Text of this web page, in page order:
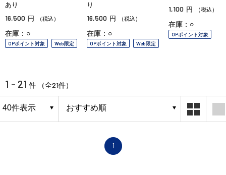
あり
16,500 円 （税込）
在庫：○
OPポイント対象 Web限定
り
16,500 円 （税込）
在庫：○
OPポイント対象 Web限定
1,100 円 （税込）
在庫：○
OPポイント対象
1 - 21 件 （全21件）
1